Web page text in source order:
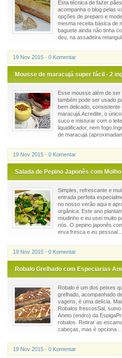
Esta técnica de fazer
acompanha o blog pelas
opções de preparo e
mesma receita básica de
baguete ainda não tinha
deu, na assadeira
19 Nov 2015 - 0 Komentar
Mousse de maracujá super fácil - 2
Esse mousse além de
também pode ser usado
bem delicado,
maracujá.Acredite, o
suco e misturar com o
liquidificador, nem
de maracujá
19 Nov 2015 - 0 Komentar
Salada de Pepino Japonês com
Simples, refrescante e
entrada perfeita
no nosso verão aqui e
orgânica. Este ano
miudinho e eu usei muito
nós. O pepino japonês
erva fresca e eu pessoal...
19 Nov 2015 - 0 Komentar
Robalo Grelhado com Especiarias
Robalo é um dos peixes
grelhado, acompanhado
vagens, é uma delícia.
Robalos frescosSal,
Aneto (endro) da
robalos. Retirar as
cabeças, mas é opciona...
19 Nov 2015 - 0 Komentar